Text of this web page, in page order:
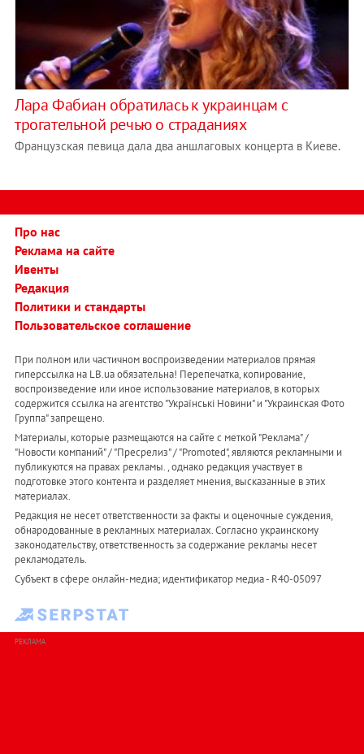
Лара Фабиан обратилась к украинцам с
трогательной речью о страданиях
Французская певица дала два аншлаговых концерта в Киеве.
Про нас
Реклама на сайте
Ивенты
Редакция
Политики и стандарты
Пользовательское соглашение
При полном или частичном воспроизведении материалов прямая
гиперссылка на LB.ua обязательна! Перепечатка, копирование,
воспроизведение или иное использование материалов, в которых
содержится ссылка на агентство "Українськi Новини" и "Украинская Фото
Группа" запрещено.
Материалы, которые размещаются на сайте с меткой "Реклама" /
"Новости компаний" / "Пресрелиз" / "Promoted", являются рекламными и
публикуются на правах рекламы. , однако редакция участвует в
подготовке этого контента и разделяет мнения, высказанные в этих
материалах.
Редакция не несет ответственности за факты и оценочные суждения,
обнародованные в рекламных материалах. Согласно украинскому
законодательству, ответственность за содержание рекламы несет
рекламодатель.
Субъект в сфере онлайн-медиа; идентификатор медиа - R40-05097
РЕКЛАМА